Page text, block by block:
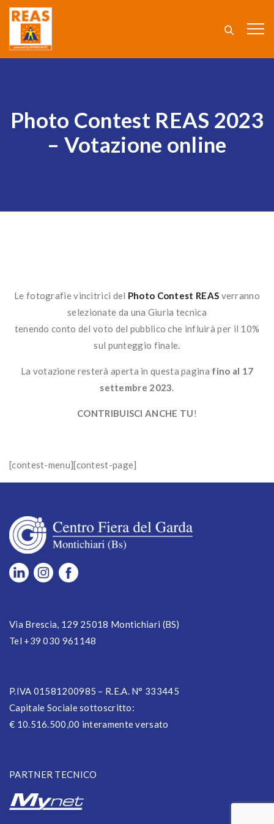
Photo Contest REAS 2023
– Votazione online
Le fotografie vincitrici del Photo Contest REAS verranno
selezionate da una Giuria tecnica
tenendo conto del voto del pubblico che influirà per il 10%
sul punteggio finale.
La votazione resterà aperta in questa pagina fino al 17
settembre 2023.
CONTRIBUISCI ANCHE TU!
[contest-menu][contest-page]
Via Brescia, 129 25018 Montichiari (BS)
Tel +39 030 961148
P.IVA 01581200985 – R.E.A. N° 333445
Capitale Sociale sottoscritto:
€ 10.516.500,00 interamente versato
PARTNER TECNICO